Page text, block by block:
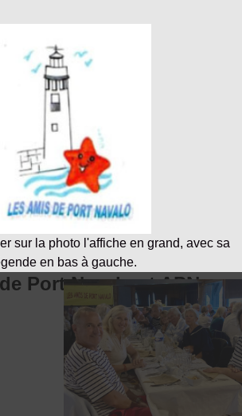
sur la photo l'affiche en grand, avec sa
en bas à gauche.
Port Navalo et APN